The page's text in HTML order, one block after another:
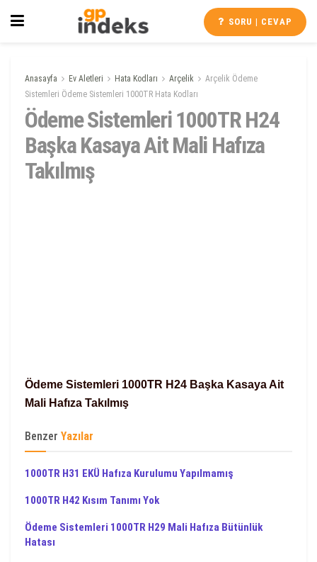
SORU | CEVAP
Anasayfa Ev Aletleri Hata Kodları Arçelik
Arçelik Ödeme
Sistemleri Ödeme Sistemleri 1000TR Hata Kodları
Ödeme Sistemleri 1000TR H24
Başka Kasaya Ait Mali Hafıza
Takılmış
Ödeme Sistemleri 1000TR H24 Başka Kasaya Ait
Mali Hafıza Takılmış
Benzer Yazılar
1000TR H31 EKÜ Hafıza Kurulumu Yapılmamış
1000TR H42 Kısım Tanımı Yok
Ödeme Sistemleri 1000TR H29 Mali Hafıza Bütünlük
Hatası